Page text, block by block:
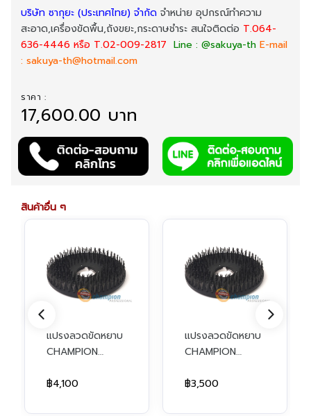
บริษัท ซากุยะ (ประเทศไทย) จำกัด จำหน่าย อุปกรณ์ทำความ
สะอาด,เครื่องขัดพื้น,ถังขยะ,กระดาษชำระ สนใจติดต่อ T.064-
636-4446 หรือ T.02-009-2817 Line : @sakuya-th E-mail
: sakuya-th@hotmail.com
ราคา :
17,600.00 บาท
สินค้าอื่น ๆ
แปรงลวดขัดหยาบ
CHAMPION
นิ้ว (Ø 18 นิ้ว)
฿4,100
แปรงลวดขัดหยาบ
CHAMPION
นิ้ว (Ø 14 นิ้ว)
฿3,500